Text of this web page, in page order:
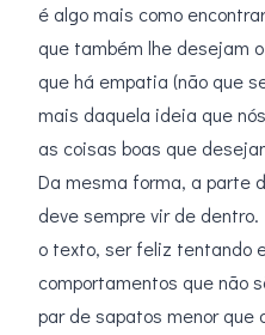
é algo mais como
que também lhe desejam
que há empatia (não que
mais daquela ideia que
as coisas boas que
Da mesma forma, a parte
deve sempre vir de
o texto, ser feliz tentando
comportamentos que não
par de sapatos menor que